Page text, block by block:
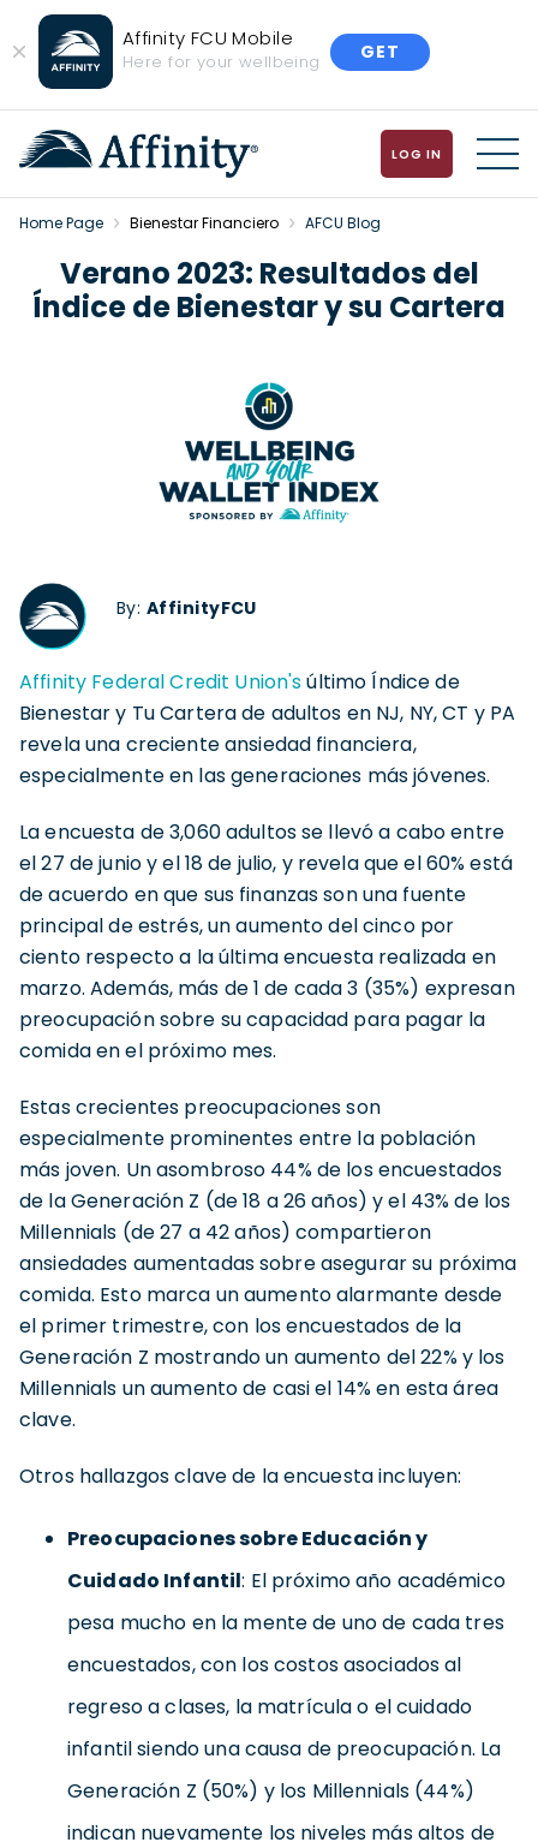
Close
Banner
Affinity FCU Mobile
Here for your wellbeing GET
MENU
LOG IN
Home Page Bienestar Financiero AFCU Blog
Verano 2023: Resultados del
Índice de Bienestar y su Cartera
By: AffinityFCU
Affinity Federal Credit Union'súltimo Índice de
Bienestar y Tu Cartera de adultos en NJ, NY, CT y PA
revela una creciente ansiedad financiera,
especialmente en las generaciones más jóvenes.
La encuesta de 3,060 adultos se llevó a cabo entre
el 27 de junio y el 18 de julio, y revela que el 60% está
de acuerdo en que sus finanzas son una fuente
principal de estrés, un aumento del cinco por
ciento respecto a la última encuesta realizada en
marzo. Además, más de 1 de cada 3 (35%) expresan
preocupación sobre su capacidad para pagar la
comida en el próximo mes.
Estas crecientes preocupaciones son
especialmente prominentes entre la población
más joven. Un asombroso 44% de los encuestados
de la Generación Z (de 18 a 26 años) y el 43% de los
Millennials (de 27 a 42 años) compartieron
ansiedades aumentadas sobre asegurar su próxima
comida. Esto marca un aumento alarmante desde
el primer trimestre, con los encuestados de la
Generación Z mostrando un aumento del 22% y los
Millennials un aumento de casi el 14% en esta área
clave.
Otros hallazgos clave de la encuesta incluyen:
Preocupaciones sobre Educación y
Cuidado Infantil: El próximo año académico
pesa mucho en la mente de uno de cada tres
encuestados, con los costos asociados al
regreso a clases, la matrícula o el cuidado
infantil siendo una causa de preocupación. La
Generación Z (50%) y los Millennials (44%)
indican nuevamente los niveles más altos de